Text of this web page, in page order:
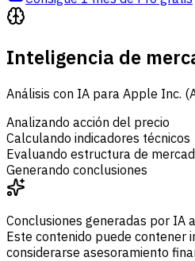
Inteligencia de
Análisis con IA para Apple Inc.
Analizando acción del precio
Calculando indicadores técnicos
Evaluando estructura de
Generando conclusiones
Conclusiones generadas por IA
Este contenido puede contener
considerarse asesoramiento